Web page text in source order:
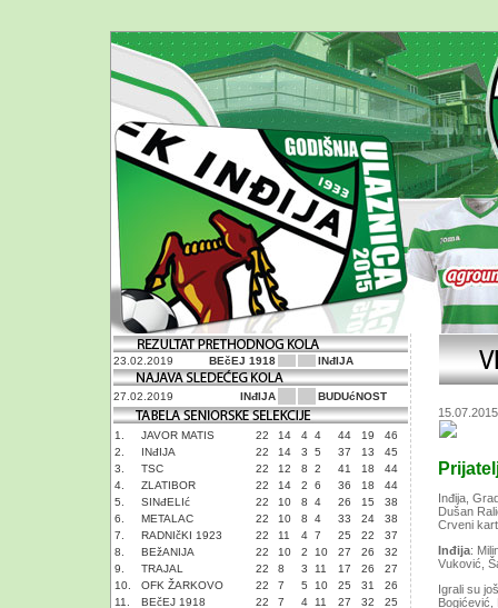
23.02.2019 BEčEJ 1918 INđIJA
27.02.2019 INđIJA BUDUćNOST
1. JAVOR MATIS 22 14 4 4 44 19
46
2.
INđIJA 22 14 3 5 37 13
45
3.
TSC 22 12 8 2 41 18
44
4.
ZLATIBOR 22 14 2 6 36 18
44
5.
SINđELIć 22 10 8 4 26 15
38
6.
METALAC 22 10 8 4 33 24
38
7.
RADNIčKI 1923 22 11 4 7 25 22
37
8.
BEžANIJA 22 10 2 10 27 26
32
9.
TRAJAL 22 8 3 11 17 26
27
10.
OFK ŽARKOVO 22 7 5 10 25 31
26
11.
BEčEJ 1918 22 7 4 11 27 32
25
15.07.2015
Inđija,
Dušan
Crveni
Inđija:
Vuković,
Igrali su
Bogićević,